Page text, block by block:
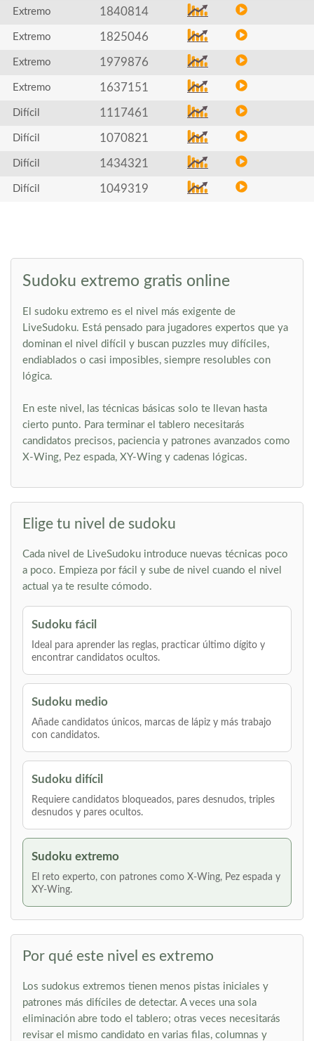
Extremo 1840814
Extremo 1825046
Extremo 1979876
Extremo 1637151
Difícil 1117461
Difícil 1070821
Difícil 1434321
Difícil 1049319
Sudoku extremo gratis online
El sudoku extremo es el nivel más exigente de
LiveSudoku. Está pensado para jugadores expertos que ya
dominan el nivel difícil y buscan puzzles muy difíciles,
endiablados o casi imposibles, siempre resolubles con
lógica.
En este nivel, las técnicas básicas solo te llevan hasta
cierto punto. Para terminar el tablero necesitarás
candidatos precisos, paciencia y patrones avanzados como
X-Wing, Pez espada, XY-Wing y cadenas lógicas.
Elige tu nivel de sudoku
Cada nivel de LiveSudoku introduce nuevas técnicas poco
a poco. Empieza por fácil y sube de nivel cuando el nivel
actual ya te resulte cómodo.
Sudoku fácil
Ideal para aprender las reglas, practicar último dígito y
encontrar candidatos ocultos.
Sudoku medio
Añade candidatos únicos, marcas de lápiz y más trabajo
con candidatos.
Sudoku difícil
Requiere candidatos bloqueados, pares desnudos, triples
desnudos y pares ocultos.
Sudoku extremo
El reto experto, con patrones como X-Wing, Pez espada y
XY-Wing.
Por qué este nivel es extremo
Los sudokus extremos tienen menos pistas iniciales y
patrones más difíciles de detectar. A veces una sola
eliminación abre todo el tablero; otras veces necesitarás
revisar el mismo candidato en varias filas, columnas y